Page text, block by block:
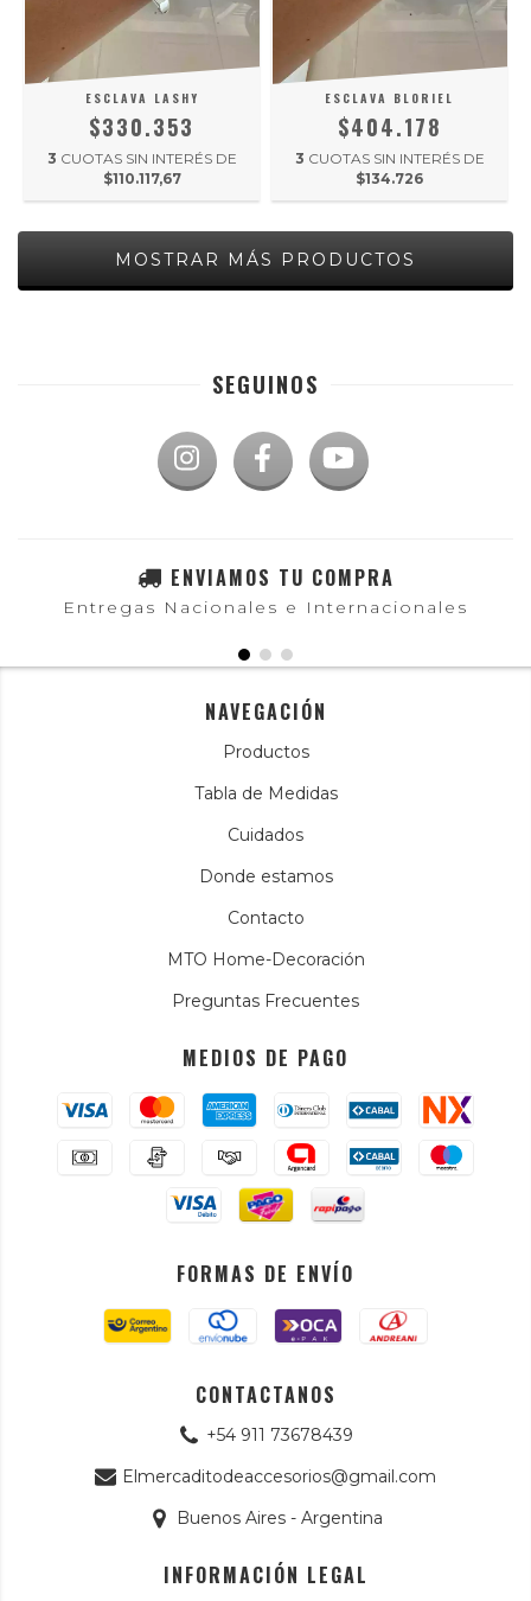
ESCLAVA LASHY
$330.353
3 CUOTAS SIN INTERÉS DE
$110.117,67
ESCLAVA BLORIEL
$404.178
3 CUOTAS SIN INTERÉS DE
$134.726
MOSTRAR MÁS PRODUCTOS
SEGUINOS
ENVIAMOS TU COMPRA
Entregas Nacionales e Internacionales
NAVEGACIÓN
Productos
Tabla de Medidas
Cuidados
Donde estamos
Contacto
MTO Home-Decoración
Preguntas Frecuentes
MEDIOS DE PAGO
FORMAS DE ENVÍO
CONTACTANOS
+54 911 73678439
Elmercaditodeaccesorios@gmail.com
Buenos Aires - Argentina
INFORMACIÓN LEGAL